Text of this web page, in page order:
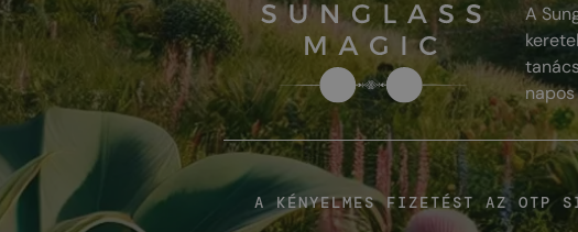
A
A KÉNYELMES FIZETÉST AZ OTP